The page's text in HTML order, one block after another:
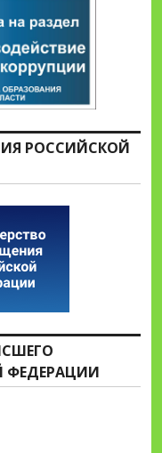
РОССИЙСКОЙ
ФЕДЕРАЦИИ